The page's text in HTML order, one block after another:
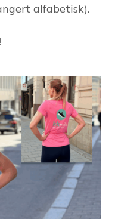
alfabetisk).